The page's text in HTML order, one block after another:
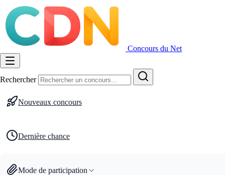
Concours du Net
Rechercher
Nouveaux concours
Dernière chance
Mode de participation